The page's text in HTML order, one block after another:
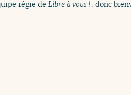
régie de Libre à vous !, donc